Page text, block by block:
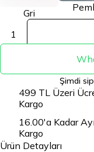
Gri
1
Şimdi
499 TL Üzeri
Kargo
16.00'a Kadar
Kargo
Ürün Detayları